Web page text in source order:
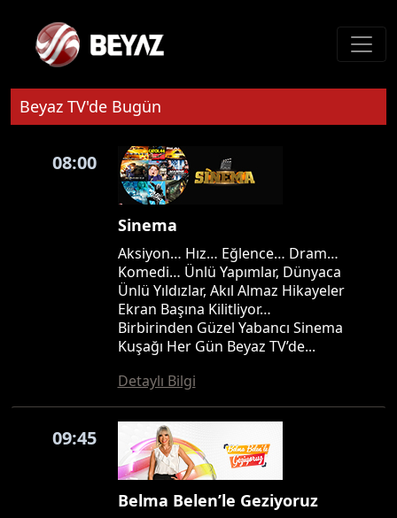
Beyaz TV'de Bugün
08:00
Sinema
Aksiyon… Hız… Eğlence… Dram…
Komedi… Ünlü Yapımlar, Dünyaca
Ünlü Yıldızlar, Akıl Almaz Hikayeler
Ekran Başına Kilitliyor…
Birbirinden Güzel Yabancı Sinema
Kuşağı Her Gün Beyaz TV’de...
Detaylı Bilgi
09:45
Belma Belen’le Geziyoruz